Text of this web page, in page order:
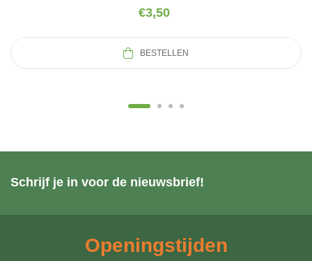
€3,50
BESTELLEN
Schrijf je in voor de nieuwsbrief!
Openingstijden